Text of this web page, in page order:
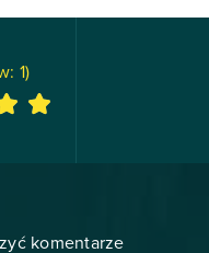
1)
komentarze